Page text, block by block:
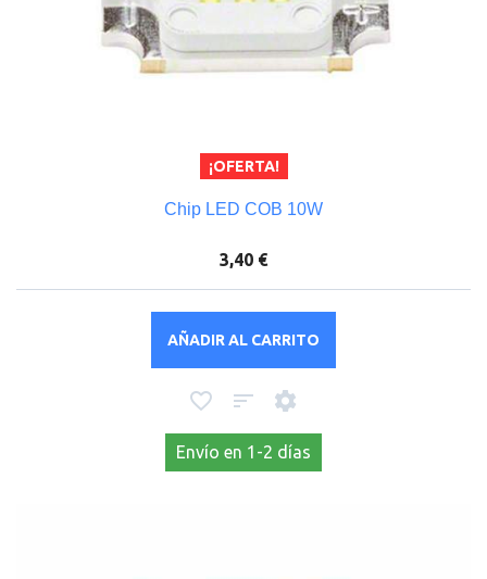
¡OFERTA!
Chip LED COB 10W
3,40 €
AÑADIR AL CARRITO
Envío en 1-2 días